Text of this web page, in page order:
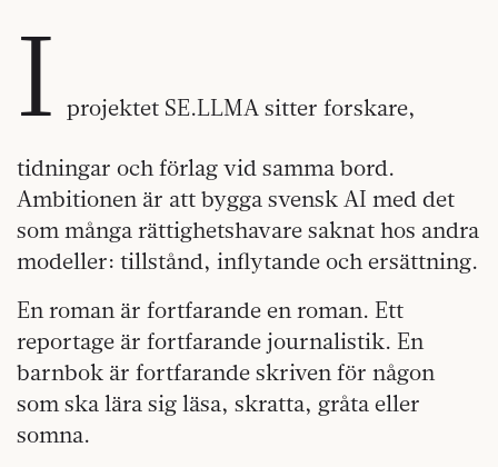
I projektet SE.LLMA sitter forskare,
tidningar och förlag vid samma bord.
Ambitionen är att bygga svensk AI med det
som många rättighetshavare saknat hos andra
modeller: tillstånd, inflytande och ersättning.
En roman är fortfarande en roman. Ett
reportage är fortfarande journalistik. En
barnbok är fortfarande skriven för någon
som ska lära sig läsa, skratta, gråta eller
somna.